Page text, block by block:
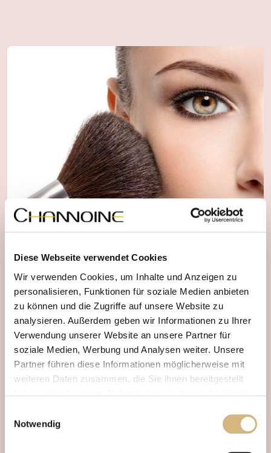
Diese Webseite verwendet Cookies
Wir verwenden Cookies, um Inhalte und Anzeigen zu
personalisieren, Funktionen für soziale Medien anbieten
zu können und die Zugriffe auf unsere Website zu
analysieren. Außerdem geben wir Informationen zu Ihrer
Verwendung unserer Website an unsere Partner für
soziale Medien, Werbung und Analysen weiter. Unsere
Partner führen diese Informationen möglicherweise mit
weiteren Daten zusammen, die Sie ihnen bereitgestellt
und im
Notwendig
INDIVIDUELL UND KOSTENFREI
JetztBeratungsterminvereinbaren.
abgestimmt auf Deine Bedürfnisse.